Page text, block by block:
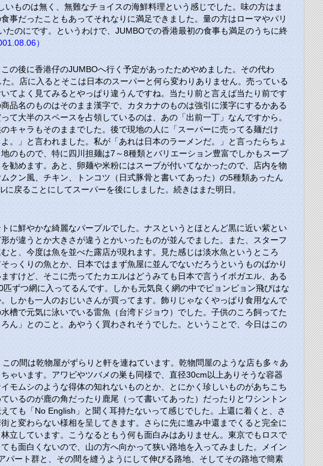
ものは無く、無難なチョイスの海鮮料理という感じでした。味の方はま
事だったこともあってそれなりに満足できました。量の方はローマやパリ
たのにです。というわけで、JUMBOでの香港最初の食事も満足のうちに終
）
の後に香港仔のJUMBOへ行く予定があったためやめました。その代わ
。店に入るとそこは日本のスーパーと何ら変わりありません。売っている
てよく見てみるとやっぱり違うんですね。当たり前と言えば当たり前です
品名のものはそのまま漢字で、カタカナのものは強引に漢字にするかある
大半のスペースを占領しているのは、あの「出前一丁」なんですから。
キャラもそのままでした。後で現地の人に「スーパーに売ってる麺だけ
。」と言われました。私が「あれは日本のラーメンだ。」と言ったらちょ
のもので、特に四川担麺は7～8種類とバリエーション豊富でしかもスープ
勧めます。あと、卵麺や米粉にはスープが付いてなかったので、店内を物
クン風、チキン、トンコツ（日式豚骨と書いてあった）の5種類あったん
に戻ることにしてスーパーを後にしました。続きはまた明日。
に鮮やかな綺麗なパープルでした。ナスというとほとんど黒に近い紫とい
が違うとか大きさが違うとかいったものが並んでました。また、スターフ
と、今度は魚を並べた露店が現れます。見た感じは淡水魚というところ
っくりの魚とか、日本ではまず魚屋に並んでないだろうというものばかり
すけど、そこに売ってたカエルはどうみても日本で言うイボガエル、ある
ずつ網に入ってるんです。しかも元気良く網の中でピョンピョン飛びはな
しかも一人のおじいさんが買ってます。飾りじゃなくやっぱり食用なんで
槽で元気に泳いでいる雷魚（台湾ドジョウ）でした。子供のころ飼ってた
ん」とのこと。あやうく買わされそうでした。ということで、今日はこの
の間は乾物屋がずらりと軒を連ねています。乾物問屋のような店も多々あ
ゃいます。アワビやツバメの巣も同様で、直径30cm以上ありそうな容器
モムシのような得体の知れないものとか、とにかく珍しいものがあちこち
いるのが鹿の角だったり鹿尾（って書いてあった）だったりとワシントン
ても「No English」と聞く耳持たないって感じでした。上還に着くと、さ
と変わらない様相を呈してきます。さらに先に進み中還までくると完全に
立しています。こうなるともう何も面白みはありません。東京でもロスで
も面白くないので、山の方へ向かって狭い路地を入ってみました。メイン
ート群と、その間を縫うようにして伸びる路地、そしてその路地で簡素